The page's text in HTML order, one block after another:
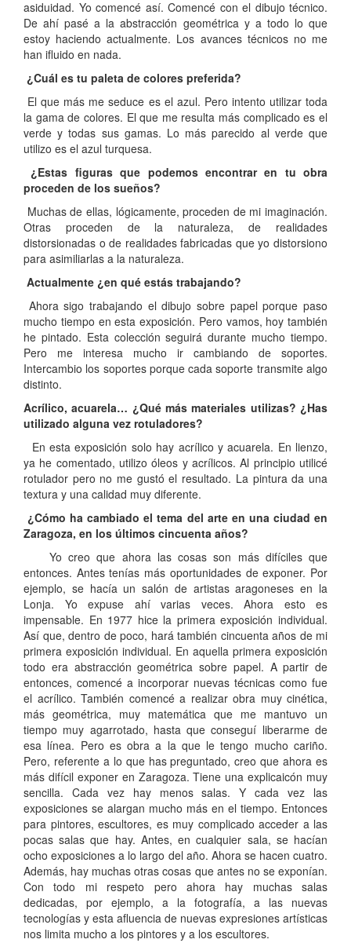
asiduidad. Yo comencé así. Comencé con el dibujo técnico.
De ahí pasé a la abstracción geométrica y a todo lo que
estoy haciendo actualmente. Los avances técnicos no me
han ifluido en nada.
¿Cuál es tu paleta de colores preferida?
El que más me seduce es el azul. Pero intento utilizar toda
la gama de colores. El que me resulta más complicado es el
verde y todas sus gamas. Lo más parecido al verde que
utilizo es el azul turquesa.
¿Estas figuras que podemos encontrar en tu obra
proceden de los sueños?
Muchas de ellas, lógicamente, proceden de mi imaginación.
Otras proceden de la naturaleza, de realidades
distorsionadas o de realidades fabricadas que yo distorsiono
para asimiliarlas a la naturaleza.
Actualmente ¿en qué estás trabajando?
Ahora sigo trabajando el dibujo sobre papel porque paso
mucho tiempo en esta exposición. Pero vamos, hoy también
he pintado. Esta colección seguirá durante mucho tiempo.
Pero me interesa mucho ir cambiando de soportes.
Intercambio los soportes porque cada soporte transmite algo
distinto.
Acrílico, acuarela… ¿Qué más materiales utilizas? ¿Has
utilizado alguna vez rotuladores?
En esta exposición solo hay acrílico y acuarela. En lienzo,
ya he comentado, utilizo óleos y acrílicos. Al principio utilicé
rotulador pero no me gustó el resultado. La pintura da una
textura y una calidad muy diferente.
¿Cómo ha cambiado el tema del arte en una ciudad en
Zaragoza, en los últimos cincuenta años?
Yo creo que ahora las cosas son más difíciles que
entonces. Antes tenías más oportunidades de exponer. Por
ejemplo, se hacía un salón de artistas aragoneses en la
Lonja. Yo expuse ahí varias veces. Ahora esto es
impensable. En 1977 hice la primera exposición individual.
Así que, dentro de poco, hará también cincuenta años de mi
primera exposición individual. En aquella primera exposición
todo era abstracción geométrica sobre papel. A partir de
entonces, comencé a incorporar nuevas técnicas como fue
el acrílico. También comencé a realizar obra muy cinética,
más geométrica, muy matemática que me mantuvo un
tiempo muy agarrotado, hasta que conseguí liberarme de
esa línea. Pero es obra a la que le tengo mucho cariño.
Pero, referente a lo que has preguntado, creo que ahora es
más difícil exponer en Zaragoza. Tiene una explicaicón muy
sencilla. Cada vez hay menos salas. Y cada vez las
exposiciones se alargan mucho más en el tiempo. Entonces
para pintores, escultores, es muy complicado acceder a las
pocas salas que hay. Antes, en cualquier sala, se hacían
ocho exposiciones a lo largo del año. Ahora se hacen cuatro.
Además, hay muchas otras cosas que antes no se exponían.
Con todo mi respeto pero ahora hay muchas salas
dedicadas, por ejemplo, a la fotografía, a las nuevas
tecnologías y esta afluencia de nuevas expresiones artísticas
nos limita mucho a los pintores y a los escultores.